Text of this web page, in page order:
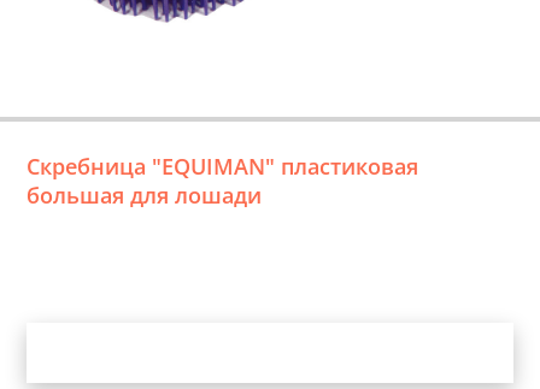
Скребница "EQUIMAN" пластиковая
большая для лошади